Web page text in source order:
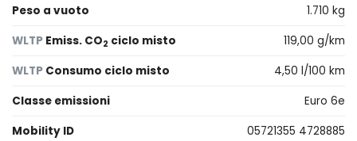
Peso a vuoto
1.710 kg
WLTP Emiss. CO2 ciclo misto
119,00 g/km
WLTP Consumo ciclo misto
4,50 l/100 km
Classe emissioni
Euro 6e
Mobility ID
05721355 4728885